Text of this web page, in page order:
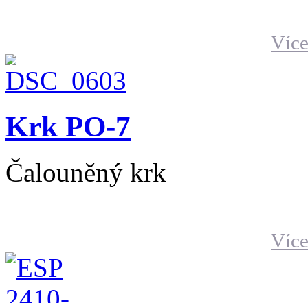
Krk PO-7
Čalouněný krk